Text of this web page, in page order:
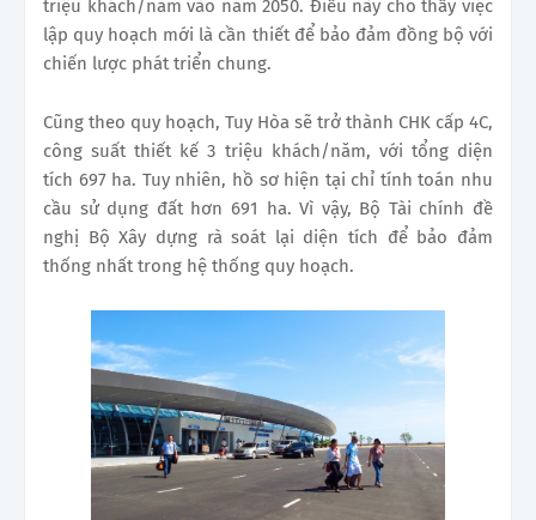
triệu khách/năm vào năm 2050. Điều này cho thấy việc
lập quy hoạch mới là cần thiết để bảo đảm đồng bộ với
chiến lược phát triển chung.
Cũng theo quy hoạch, Tuy Hòa sẽ trở thành CHK cấp 4C,
công suất thiết kế 3 triệu khách/năm, với tổng diện
tích 697 ha. Tuy nhiên, hồ sơ hiện tại chỉ tính toán nhu
cầu sử dụng đất hơn 691 ha. Vì vậy, Bộ Tài chính đề
nghị Bộ Xây dựng rà soát lại diện tích để bảo đảm
thống nhất trong hệ thống quy hoạch.